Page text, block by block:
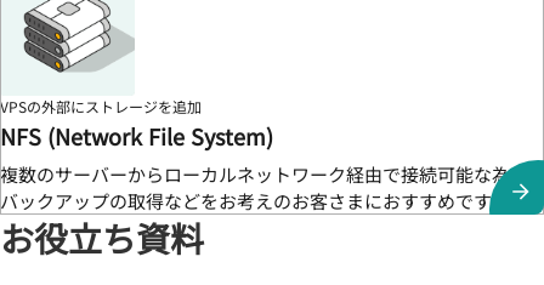
VPSの外部にストレージを追加
NFS (Network File System)
複数のサーバーからローカルネットワーク経由で接続可能な為、
バックアップの取得などをお考えのお客さまにおすすめです。
お役立ち資料